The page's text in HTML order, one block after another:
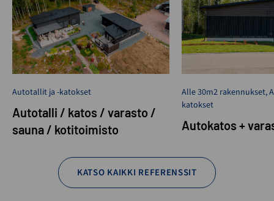
Autotallit ja -katokset
Autotalli / katos / varasto /
sauna / kotitoimisto
Alle 30m2 rakennukset,
katokset
Autokatos +
KATSO KAIKKI REFERENSSIT